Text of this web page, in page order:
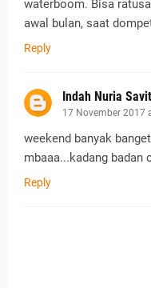
waterboom. Bisa
awal bulan, saat
Reply
Indah Nuria
17 November 2017
weekend banyak
mbaaa...kadang badan
Reply